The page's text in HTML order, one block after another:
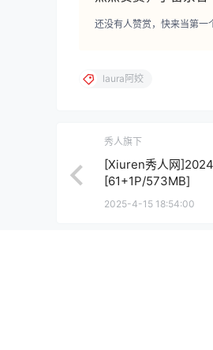
还没有人赞赏，快来当第一
laura阿姣
秀人旗下
[Xiuren秀人网
[61+1P/573MB]
2025-4-15 18:54:00